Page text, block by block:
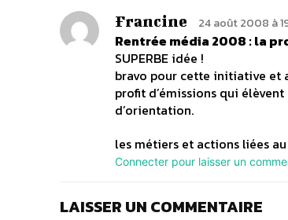
Francine 24 août 2008 à
Rentrée média 2008 : la
SUPERBE idée !
bravo pour cette initiative et
profit d’émissions qui
d’orientation.
les métiers et actions liées
Connecter pour laisser un
LAISSER UN COMMENTAIRE